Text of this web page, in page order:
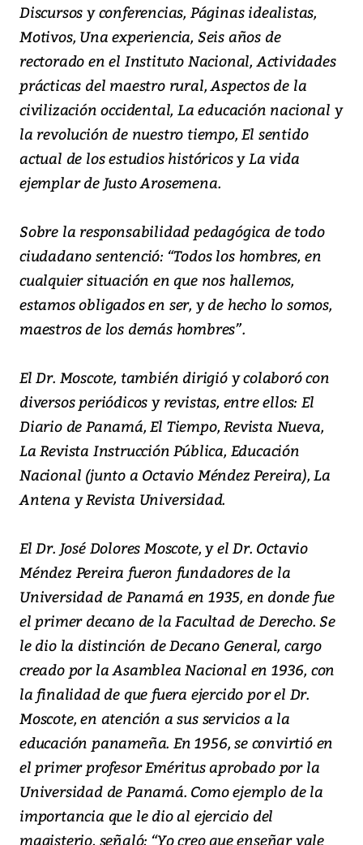
Discursos y conferencias, Páginas idealistas,
Motivos, Una experiencia, Seis años de
rectorado en el Instituto Nacional, Actividades
prácticas del maestro rural, Aspectos de la
civilización occidental, La educación nacional y
la revolución de nuestro tiempo, El sentido
actual de los estudios históricos y La vida
ejemplar de Justo Arosemena.
Sobre la responsabilidad pedagógica de todo
ciudadano sentenció: “Todos los hombres, en
cualquier situación en que nos hallemos,
estamos obligados en ser, y de hecho lo somos,
maestros de los demás hombres”.
El Dr. Moscote, también dirigió y colaboró con
diversos periódicos y revistas, entre ellos: El
Diario de Panamá, El Tiempo, Revista Nueva,
La Revista Instrucción Pública, Educación
Nacional (junto a Octavio Méndez Pereira), La
Antena y Revista Universidad.
El Dr. José Dolores Moscote, y el Dr. Octavio
Méndez Pereira fueron fundadores de la
Universidad de Panamá en 1935, en donde fue
el primer decano de la Facultad de Derecho. Se
le dio la distinción de Decano General, cargo
creado por la Asamblea Nacional en 1936, con
la finalidad de que fuera ejercido por el Dr.
Moscote, en atención a sus servicios a la
educación panameña. En 1956, se convirtió en
el primer profesor Eméritus aprobado por la
Universidad de Panamá. Como ejemplo de la
importancia que le dio al ejercicio del
magisterio, señaló: “Yo creo que enseñar vale